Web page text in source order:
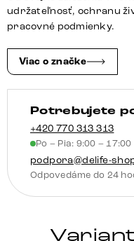
cm
keramika
Melange
bielo-
béžová
pilier
kov
biela
udržateľnosť, ochranu
pracovné podmienky.
Viac o značke
Potrebujete
+420 770 313 313
Po – Pia: 9:00 – 17:00
podpora@delife-
Odpovedáme do 24